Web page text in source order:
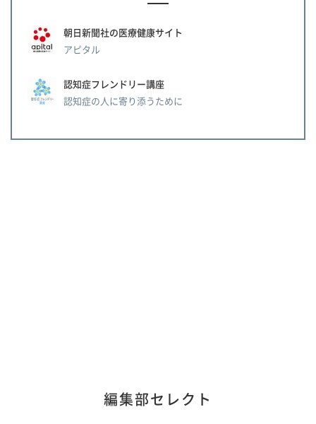
朝日新聞社の医療健康サイト
アピタル
認知症フレンドリー講座
認知症の人に寄り添うために
編集部セレクト